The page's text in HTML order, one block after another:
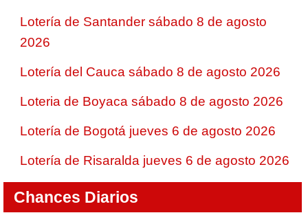
Lotería de Santander sábado 8 de agosto
2026
Lotería del Cauca sábado 8 de agosto 2026
Loteria de Boyaca sábado 8 de agosto 2026
Lotería de Bogotá jueves 6 de agosto 2026
Lotería de Risaralda jueves 6 de agosto 2026
Chances Diarios